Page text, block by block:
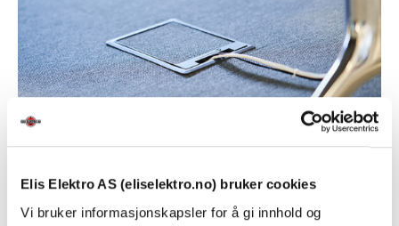
Elis Elektro AS (eliselektro.no) bruker cookies
Vi bruker informasjonskapsler for å gi innhold og